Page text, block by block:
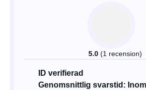
5.0 (1 recension)
ID verifierad
Genomsnittlig svarstid: